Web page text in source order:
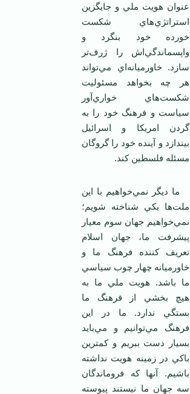
عنوان هويت ملي و جايگزين
استراتژي‌هاي شکست
خورده خود بنگرد و
واپسماندگي‌اش را ژرف‌تر
سازد. خاورميانه‌اي مي‌تواند
هر چه بخواهد مسئوليت
شکست‌هاي خواري‌آور
سياست و فرهنگ خود را به
گردن امريکا و اسرائيل
بيندازد و آينده خود را گروگان
مسئله فلسطين کند.
ما ديگر نمي‌خواهيم با اين
ملت‌ها يکي شناخته شويم؛
نمي‌خواهيم جهان سوم معيار
پيشرفت ما، جهان اسلام
تعريف کننده فرهنگ ما و
خاورميانه چهار چوب سياسي
ما باشد. هويت ملي ما به
هيچ بخشي از فرهنگ ما
بستگي ندارد. ما در اين
فرهنگ مي‌توانيم و مي‌بايد
بسيار دست ببريم و کمترين
باکي در زمينه هويت نداشته
باشيم. آنها که فروماندگان
سه جهان ما نيستند پيوسته